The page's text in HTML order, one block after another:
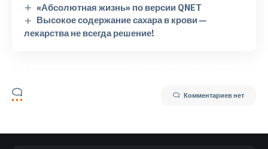
«Абсолютная жизнь» по версии QNET
Высокое содержание сахара в крови —
лекарства не всегда решение!
Комментариев нет